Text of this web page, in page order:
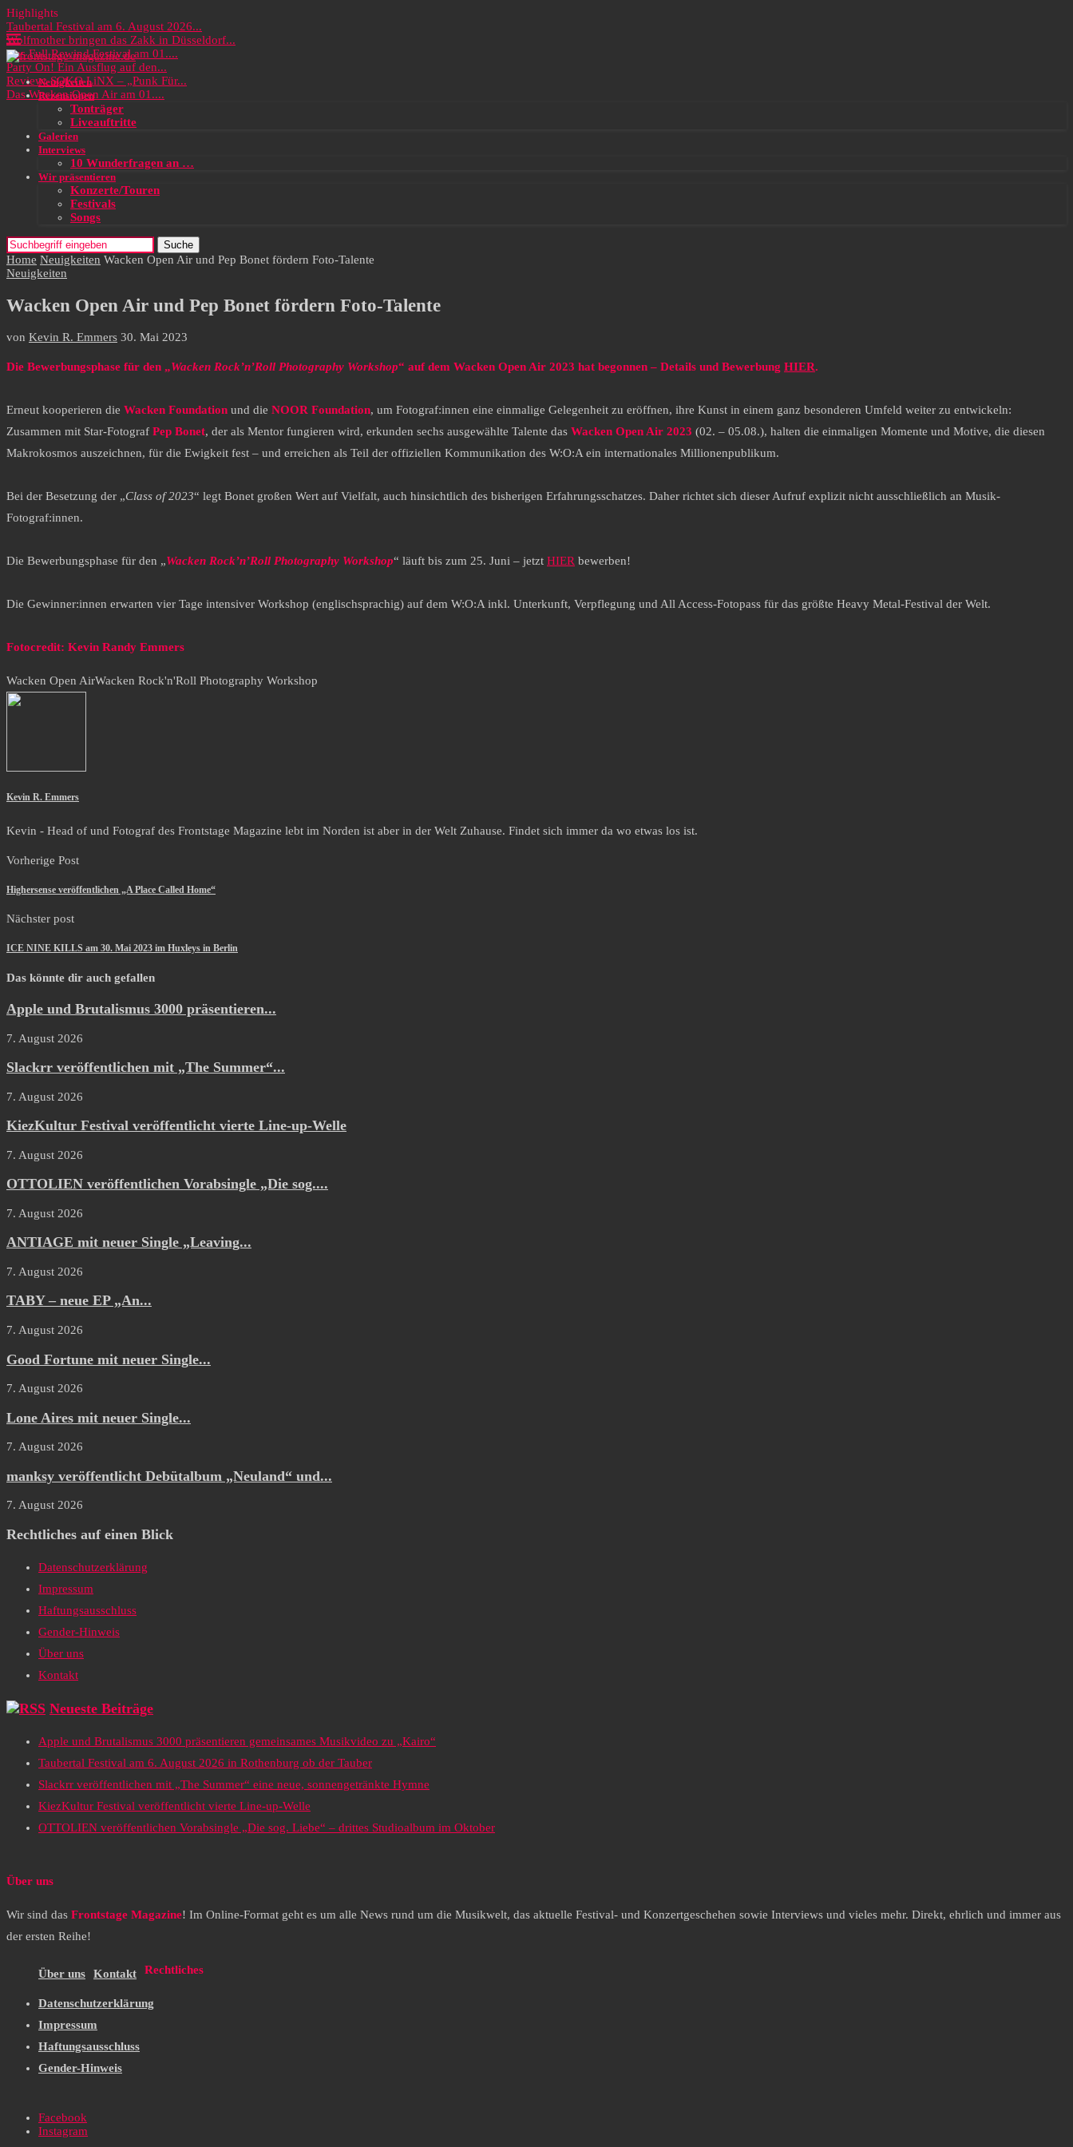
Highlights
Taubertal Festival am 6. August 2026...
Wolfmother bringen das Zakk in Düsseldorf...
Das Full Rewind Festival am 01....
Party On! Ein Ausflug auf den...
Review: SOKO LiNX – „Punk Für...
Das Wacken Open Air am 01....
Neuigkeiten
Rezensionen
Tonträger
Liveauftritte
Galerien
Interviews
10 Wunderfragen an …
Wir präsentieren
Konzerte/Touren
Festivals
Songs
Suche
Home Neuigkeiten Wacken Open Air und Pep Bonet fördern Foto-Talente
Neuigkeiten
Wacken Open Air und Pep Bonet fördern Foto-Talente
von Kevin R. Emmers 30. Mai 2023
Die Bewerbungsphase für den „Wacken Rock’n’Roll Photography Workshop“ auf dem Wacken Open Air 2023 hat begonnen – Details und Bewerbung HIER.
Erneut kooperieren die Wacken Foundation und die NOOR Foundation, um Fotograf:innen eine einmalige Gelegenheit zu eröffnen, ihre Kunst in einem ganz besonderen Umfeld weiter zu entwickeln:
Zusammen mit Star-Fotograf Pep Bonet, der als Mentor fungieren wird, erkunden sechs ausgewählte Talente das Wacken Open Air 2023 (02. – 05.08.), halten die einmaligen Momente und Motive, die diesen
Makrokosmos auszeichnen, für die Ewigkeit fest – und erreichen als Teil der offiziellen Kommunikation des W:O:A ein internationales Millionenpublikum.
Bei der Besetzung der „Class of 2023“ legt Bonet großen Wert auf Vielfalt, auch hinsichtlich des bisherigen Erfahrungsschatzes. Daher richtet sich dieser Aufruf explizit nicht ausschließlich an Musik-
Fotograf:innen.
Die Bewerbungsphase für den „Wacken Rock’n’Roll Photography Workshop“ läuft bis zum 25. Juni – jetzt HIER bewerben!
Die Gewinner:innen erwarten vier Tage intensiver Workshop (englischsprachig) auf dem W:O:A inkl. Unterkunft, Verpflegung und All Access-Fotopass für das größte Heavy Metal-Festival der Welt.
Fotocredit: Kevin Randy Emmers
Wacken Open AirWacken Rock'n'Roll Photography Workshop
Kevin R. Emmers
Kevin - Head of und Fotograf des Frontstage Magazine lebt im Norden ist aber in der Welt Zuhause. Findet sich immer da wo etwas los ist.
Vorherige Post
Highersense veröffentlichen „A Place Called Home“
Nächster post
ICE NINE KILLS am 30. Mai 2023 im Huxleys in Berlin
Das könnte dir auch gefallen
Apple und Brutalismus 3000 präsentieren...
7. August 2026
Slackrr veröffentlichen mit „The Summer“...
7. August 2026
KiezKultur Festival veröffentlicht vierte Line-up-Welle
7. August 2026
OTTOLIEN veröffentlichen Vorabsingle „Die sog....
7. August 2026
ANTIAGE mit neuer Single „Leaving...
7. August 2026
TABY – neue EP „An...
7. August 2026
Good Fortune mit neuer Single...
7. August 2026
Lone Aires mit neuer Single...
7. August 2026
manksy veröffentlicht Debütalbum „Neuland“ und...
7. August 2026
Rechtliches auf einen Blick
Datenschutzerklärung
Impressum
Haftungsausschluss
Gender-Hinweis
Über uns
Kontakt
Neueste Beiträge
Apple und Brutalismus 3000 präsentieren gemeinsames Musikvideo zu „Kairo“
Taubertal Festival am 6. August 2026 in Rothenburg ob der Tauber
Slackrr veröffentlichen mit „The Summer“ eine neue, sonnengetränkte Hymne
KiezKultur Festival veröffentlicht vierte Line-up-Welle
OTTOLIEN veröffentlichen Vorabsingle „Die sog. Liebe“ – drittes Studioalbum im Oktober
Über uns
Wir sind das Frontstage Magazine! Im Online-Format geht es um alle News rund um die Musikwelt, das aktuelle Festival- und Konzertgeschehen sowie Interviews und vieles mehr. Direkt, ehrlich und immer aus
der ersten Reihe!
Über uns Kontakt Rechtliches
Datenschutzerklärung
Impressum
Haftungsausschluss
Gender-Hinweis
Facebook
Instagram